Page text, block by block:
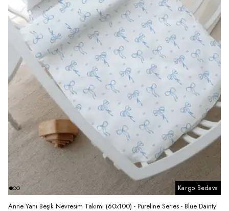
Kargo Bedava
Anne Yanı Beşik Nevresim Takımı (60x100) - Pureline Series - Blue Dainty